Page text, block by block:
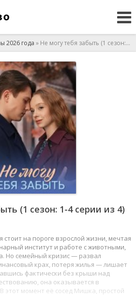
2026 года » Не могу тебя забыть (1 сезон: 1-4 серии из 4) (2026)
(1 сезон: 1-4 серии из 4)
стоит на пороге взрослой жизни, мечтая
институт и работе с животными,
Но семейный кризис — развал
крах, потеря жилья — лишает
фактически без крыши над
она оказывается в
этот момент её сосед Мишка, простой